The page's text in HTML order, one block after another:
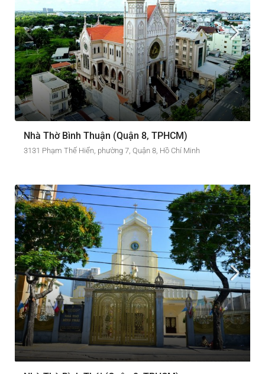
Nhà Thờ Bình Thuận (Quận 8, TPHCM)
3131 Phạm Thế Hiển, phường 7, Quận 8, Hồ Chí Minh